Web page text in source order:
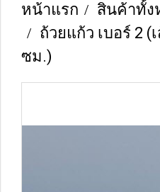
หน้าแรก สินค้าทั้ง
ถ้วยแก้ว เบอร์ 2
ซม.)